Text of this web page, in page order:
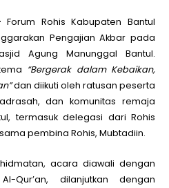
Forum Rohis Kabupaten Bantul
Pengajian Akbar pada
Agung Manunggal Bantul.
“Bergerak dalam Kebaikan,
dan diikuti oleh ratusan peserta
dan komunitas remaja
termasuk delegasi dari Rohis
pembina Rohis, Mubtadiin.
acara diawali dengan
Qur’an, dilanjutkan dengan